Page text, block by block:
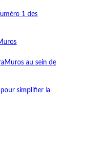
1 des
au sein de
simplifier la